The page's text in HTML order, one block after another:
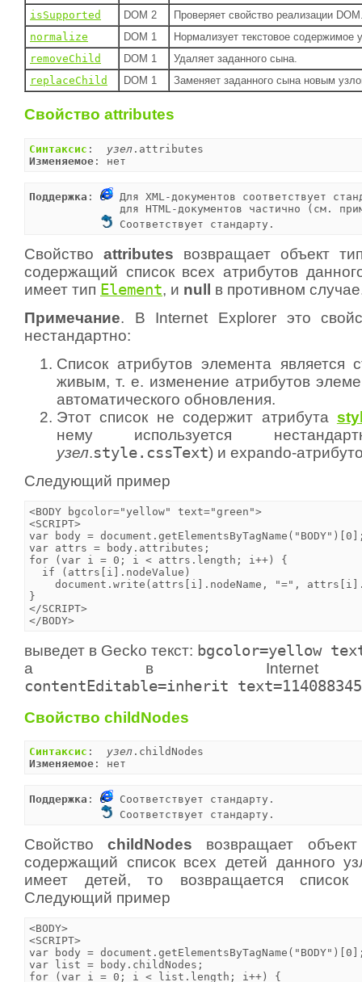
isSupported
DOM 2
Проверяет свойство реализации
normalize
DOM 1
Нормализует текстовое содержимое
removeChild
DOM 1
Удаляет заданного сына.
replaceChild
DOM 1 Заменяет заданного сына новым
Свойство attributes
Синтаксис : узел
Изменяемое : нет
Поддержка :
Для XML-документов соответствует
для HTML-документов частично (см.
Соответствует стандарту.
Свойство attributes возвращает объект
содержащий список всех атрибутов
имеет тип Element, и null в противном
Примечание. В Internet Explorer это
нестандартно:
Список атрибутов элемента является
живым, т. е. изменение атрибутов
автоматического обновления.
Этот список не содержит атрибута
нему используется
узел.style.cssText) и expando-
Следующий пример
<BODY bgcolor="yellow" text="green">
<SCRIPT>
var body =
var attrs = body.attributes;
for (var i = 0; i < attrs.length; i++) {
  if (attrs[i].nodeValue)
document.write(attrs[i].nodeName, "=",
}
</SCRIPT>
</BODY>
выведет в Gecko текст: bgcolor=yellow
а в Internet
contentEditable=inherit
Свойство childNodes
Синтаксис : узел
Изменяемое : нет
Поддержка :
Соответствует стандарту.
Соответствует стандарту.
СвойствоchildNodes возвращает
содержащий список всех детей данного
имеет детей, то возвращается список
Следующий пример
<BODY>
<SCRIPT>
var body =
var list = body.childNodes;
for (var i = 0; i < list.length; i++) {